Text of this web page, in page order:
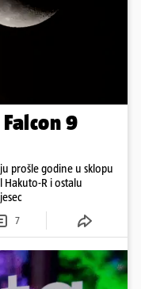
9
prošle godine u sklopu
R i ostalu
7